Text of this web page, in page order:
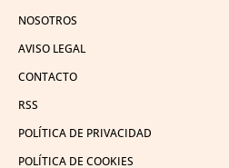
NOSOTROS
AVISO LEGAL
CONTACTO
RSS
POLÍTICA DE PRIVACIDAD
POLÍTICA DE COOKIES